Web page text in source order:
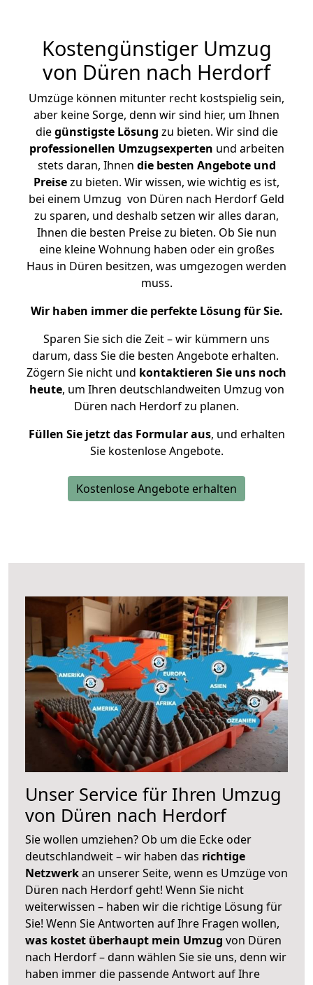
Kostengünstiger Umzug
von Düren nach Herdorf
Umzüge können mitunter recht kostspielig sein,
aber keine Sorge, denn wir sind hier, um Ihnen
diegünstigste Lösung zu bieten. Wir sind die
professionellen Umzugsexperten und arbeiten
stets daran, Ihnen die besten Angebote und
Preisezu bieten. Wir wissen, wie wichtig es ist,
bei einem Umzug von Düren nach Herdorf Geld
zu sparen, und deshalb setzen wir alles daran,
Ihnen die besten Preise zu bieten. Ob Sie nun
eine kleine Wohnung haben oder ein großes
Haus in Düren besitzen, was umgezogen werden
muss.
Wir haben immer die perfekte Lösung für Sie.
Sparen Sie sich die Zeit – wir kümmern uns
darum, dass Sie die besten Angebote erhalten.
Zögern Sie nicht und kontaktieren Sie uns noch
heute, um Ihren deutschlandweiten Umzug von
Düren nach Herdorf zu planen.
Füllen Sie jetzt das Formular aus, und erhalten
Sie kostenlose Angebote.
Kostenlose Angebote erhalten
Unser Service für Ihren Umzug
von Düren nach Herdorf
Sie wollen umziehen? Ob um die Ecke oder
deutschlandweit – wir haben das richtige
Netzwerkan unserer Seite, wenn es Umzüge von
Düren nach Herdorf geht! Wenn Sie nicht
weiterwissen – haben wir die richtige Lösung für
Sie! Wenn Sie Antworten auf Ihre Fragen wollen,
was kostet überhaupt mein Umzug von Düren
nach Herdorf – dann wählen Sie sie uns, denn wir
haben immer die passende Antwort auf Ihre